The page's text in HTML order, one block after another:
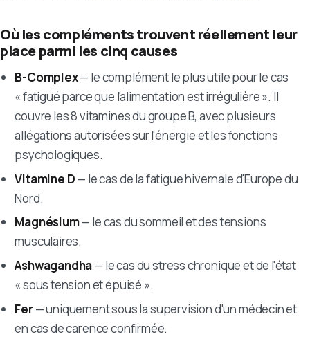
Où les compléments trouvent réellement leur
place parmi les cinq causes
B-Complex— le complément le plus utile pour le cas
« fatigué parce que l'alimentation est irrégulière ». Il
couvre les 8 vitamines du groupe B, avec plusieurs
allégations autorisées sur l'énergie et les fonctions
psychologiques.
Vitamine D— le cas de la fatigue hivernale d'Europe du
Nord.
Magnésium— le cas du sommeil et des tensions
musculaires.
Ashwagandha— le cas du stress chronique et de l'état
« sous tension et épuisé ».
Fer — uniquement sous la supervision d'un médecin et
en cas de carence confirmée.